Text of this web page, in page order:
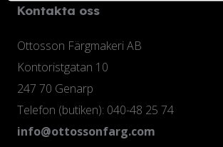
Kontakta oss
Ottosson Färgmakeri AB
Kontoristgatan 10
247 70 Genarp
Telefon (butiken): 040-48 25 74
info@ottossonfarg.com